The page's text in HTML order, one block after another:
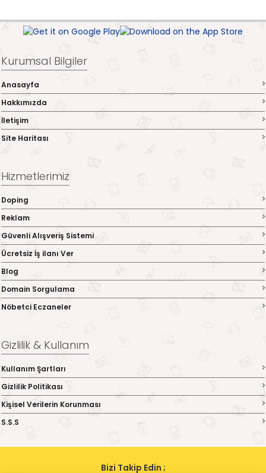
Kurumsal Bilgiler
Anasayfa
Hakkımızda
İletişim
Site Haritası
Hizmetlerimiz
Doping
Reklam
Güvenli Alışveriş Sistemi
Ücretsiz İş ilanı Ver
Blog
Domain Sorgulama
Nöbetci Eczaneler
Gizlilik & Kullanım
Kullanım Şartları
Gizlilik Politikası
Kişisel Verilerin Korunması
S.S.S
Bizi Takip Edin ;